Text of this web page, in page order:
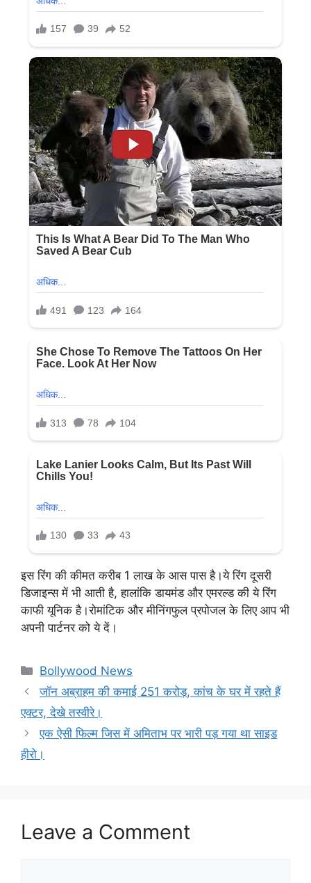
इस रिंग की कीमत करीब 1 लाख के आस पास है।ये रिंग दूसरी
डिजाइन्स में भी आती है, हालांकि डायमंड और एमरल्ड की ये रिंग
काफी यूनिक है।रोमांटिक और मीनिंगफुल प्रपोजल के लिए आप भी
अपनी पार्टनर को ये दें।
Categories
Bollywood News
जॉन अब्राहम की कमाई 251 करोड़, कांच के घर में रहते हैं
एक्टर, देखे तस्वीरे।
एक ऐसी फिल्म जिस में अमिताभ पर भारी पड़ गया था साइड
हीरो।
Leave a Comment